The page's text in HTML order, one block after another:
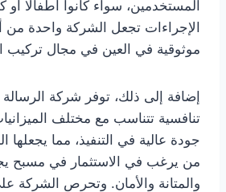
المستخدمين، سواء كانوا أطفالًا أو
الإجراءات تجعل الشركة واحدة من
موثوقية في العين في مجال تركيب
إضافة إلى ذلك، توفر شركة الرسالة
تنافسية تتناسب مع مختلف
جودة عالية في التنفيذ، مما يجعلها
من يرغب في الاستثمار في مسبح
والمتانة والأمان. وتحرص الشركة